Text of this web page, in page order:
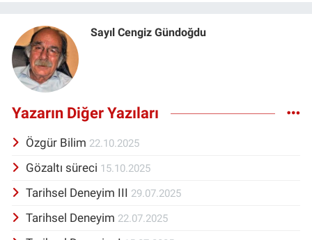
Sayıl Cengiz Gündoğdu
Yazarın Diğer Yazıları
Özgür Bilim 22.10.2025
Gözaltı süreci 15.10.2025
Tarihsel Deneyim III 29.07.2025
Tarihsel Deneyim 22.07.2025